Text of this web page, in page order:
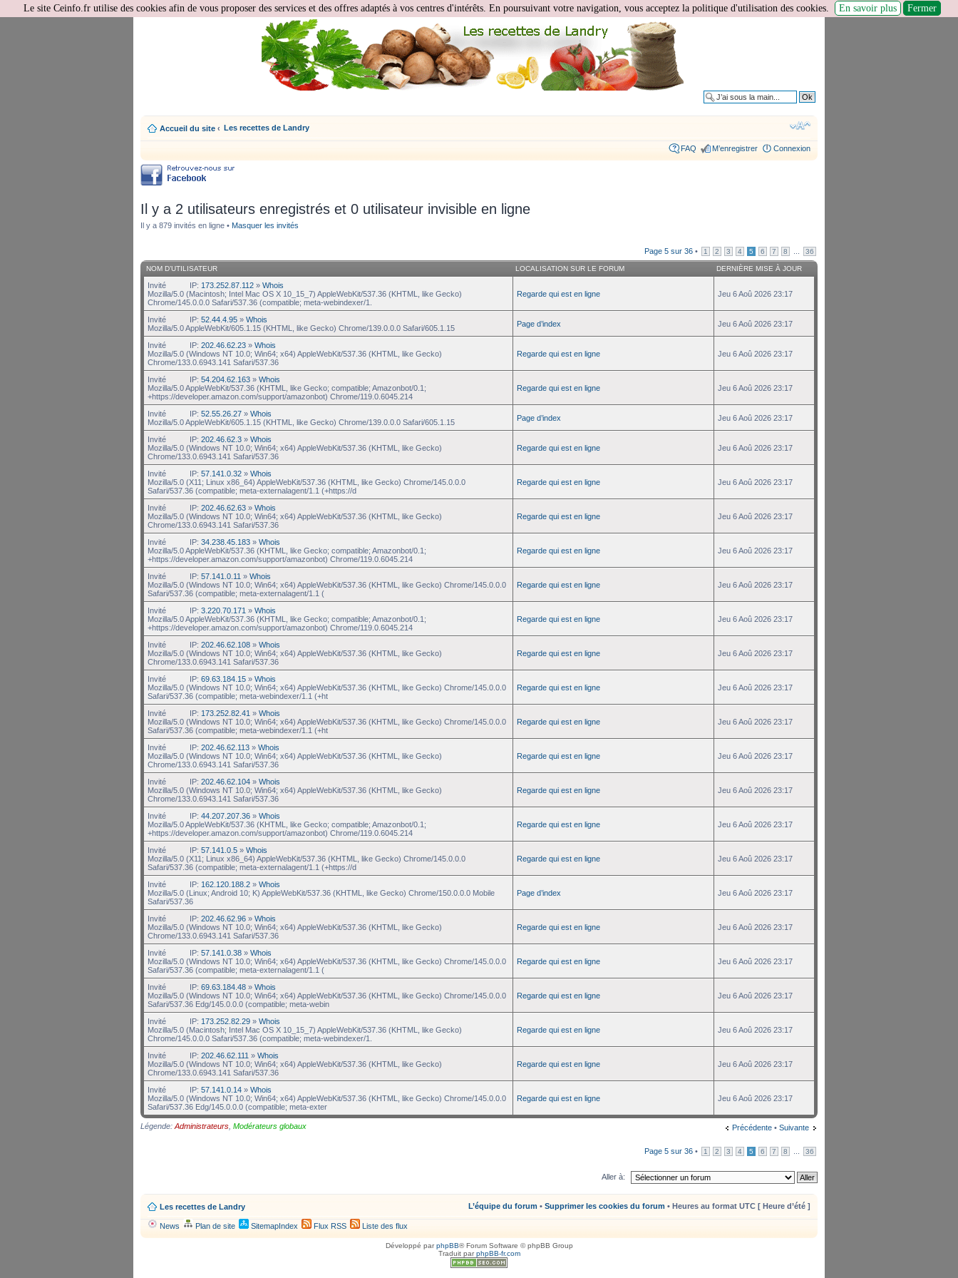
Accueil du site ‹ Les recettes de Landry
FAQ M’enregistrer Connexion
Il y a 2 utilisateurs enregistrés et 0 utilisateur invisible en ligne
Il y a 879 invités en ligne • Masquer les invités
Page 5 sur 36 • 1 2 3 4 5 6 7 8 36
NOM D’UTILISATEUR LOCALISATION SUR LE FORUM DERNIÈRE MISE À JOUR
Invité IP: 173.252.87.112 » Whois
Mozilla/5.0 (Macintosh; Intel Mac OS X 10_15_7) AppleWebKit/537.36 (KHTML, like Gecko)
Chrome/145.0.0.0 Safari/537.36 (compatible; meta-webindexer/1.
Regarde qui est en ligne Jeu 6 Aoû 2026 23:17
Invité IP: 52.44.4.95 » Whois
Mozilla/5.0 AppleWebKit/605.1.15 (KHTML, like Gecko) Chrome/139.0.0.0 Safari/605.1.15
Page d’index Jeu 6 Aoû 2026 23:17
Invité IP: 202.46.62.23 » Whois
Mozilla/5.0 (Windows NT 10.0; Win64; x64) AppleWebKit/537.36 (KHTML, like Gecko)
Chrome/133.0.6943.141 Safari/537.36
Regarde qui est en ligne Jeu 6 Aoû 2026 23:17
Invité IP: 54.204.62.163 » Whois
Mozilla/5.0 AppleWebKit/537.36 (KHTML, like Gecko; compatible; Amazonbot/0.1;
+https://developer.amazon.com/support/amazonbot) Chrome/119.0.6045.214
Regarde qui est en ligne Jeu 6 Aoû 2026 23:17
Invité IP: 52.55.26.27 » Whois
Mozilla/5.0 AppleWebKit/605.1.15 (KHTML, like Gecko) Chrome/139.0.0.0 Safari/605.1.15
Page d’index Jeu 6 Aoû 2026 23:17
Invité IP: 202.46.62.3 » Whois
Mozilla/5.0 (Windows NT 10.0; Win64; x64) AppleWebKit/537.36 (KHTML, like Gecko)
Chrome/133.0.6943.141 Safari/537.36
Regarde qui est en ligne Jeu 6 Aoû 2026 23:17
Invité IP: 57.141.0.32 » Whois
Mozilla/5.0 (X11; Linux x86_64) AppleWebKit/537.36 (KHTML, like Gecko) Chrome/145.0.0.0
Safari/537.36 (compatible; meta-externalagent/1.1 (+https://d
Regarde qui est en ligne Jeu 6 Aoû 2026 23:17
Invité IP: 202.46.62.63 » Whois
Mozilla/5.0 (Windows NT 10.0; Win64; x64) AppleWebKit/537.36 (KHTML, like Gecko)
Chrome/133.0.6943.141 Safari/537.36
Regarde qui est en ligne Jeu 6 Aoû 2026 23:17
Invité IP: 34.238.45.183 » Whois
Mozilla/5.0 AppleWebKit/537.36 (KHTML, like Gecko; compatible; Amazonbot/0.1;
+https://developer.amazon.com/support/amazonbot) Chrome/119.0.6045.214
Regarde qui est en ligne Jeu 6 Aoû 2026 23:17
Invité IP: 57.141.0.11 » Whois
Mozilla/5.0 (Windows NT 10.0; Win64; x64) AppleWebKit/537.36 (KHTML, like Gecko) Chrome/145.0.0.0
Safari/537.36 (compatible; meta-externalagent/1.1 (
Regarde qui est en ligne Jeu 6 Aoû 2026 23:17
Invité IP: 3.220.70.171 » Whois
Mozilla/5.0 AppleWebKit/537.36 (KHTML, like Gecko; compatible; Amazonbot/0.1;
+https://developer.amazon.com/support/amazonbot) Chrome/119.0.6045.214
Regarde qui est en ligne Jeu 6 Aoû 2026 23:17
Invité IP: 202.46.62.108 » Whois
Mozilla/5.0 (Windows NT 10.0; Win64; x64) AppleWebKit/537.36 (KHTML, like Gecko)
Chrome/133.0.6943.141 Safari/537.36
Regarde qui est en ligne Jeu 6 Aoû 2026 23:17
Invité IP: 69.63.184.15 » Whois
Mozilla/5.0 (Windows NT 10.0; Win64; x64) AppleWebKit/537.36 (KHTML, like Gecko) Chrome/145.0.0.0
Safari/537.36 (compatible; meta-webindexer/1.1 (+ht
Regarde qui est en ligne Jeu 6 Aoû 2026 23:17
Invité IP: 173.252.82.41 » Whois
Mozilla/5.0 (Windows NT 10.0; Win64; x64) AppleWebKit/537.36 (KHTML, like Gecko) Chrome/145.0.0.0
Safari/537.36 (compatible; meta-webindexer/1.1 (+ht
Regarde qui est en ligne Jeu 6 Aoû 2026 23:17
Invité IP: 202.46.62.113 » Whois
Mozilla/5.0 (Windows NT 10.0; Win64; x64) AppleWebKit/537.36 (KHTML, like Gecko)
Chrome/133.0.6943.141 Safari/537.36
Regarde qui est en ligne Jeu 6 Aoû 2026 23:17
Invité IP: 202.46.62.104 » Whois
Mozilla/5.0 (Windows NT 10.0; Win64; x64) AppleWebKit/537.36 (KHTML, like Gecko)
Chrome/133.0.6943.141 Safari/537.36
Regarde qui est en ligne Jeu 6 Aoû 2026 23:17
Invité IP: 44.207.207.36 » Whois
Mozilla/5.0 AppleWebKit/537.36 (KHTML, like Gecko; compatible; Amazonbot/0.1;
+https://developer.amazon.com/support/amazonbot) Chrome/119.0.6045.214
Regarde qui est en ligne Jeu 6 Aoû 2026 23:17
Invité IP: 57.141.0.5 » Whois
Mozilla/5.0 (X11; Linux x86_64) AppleWebKit/537.36 (KHTML, like Gecko) Chrome/145.0.0.0
Safari/537.36 (compatible; meta-externalagent/1.1 (+https://d
Regarde qui est en ligne Jeu 6 Aoû 2026 23:17
Invité IP: 162.120.188.2 » Whois
Mozilla/5.0 (Linux; Android 10; K) AppleWebKit/537.36 (KHTML, like Gecko) Chrome/150.0.0.0 Mobile
Safari/537.36
Page d’index Jeu 6 Aoû 2026 23:17
Invité IP: 202.46.62.96 » Whois
Mozilla/5.0 (Windows NT 10.0; Win64; x64) AppleWebKit/537.36 (KHTML, like Gecko)
Chrome/133.0.6943.141 Safari/537.36
Regarde qui est en ligne Jeu 6 Aoû 2026 23:17
Invité IP: 57.141.0.38 » Whois
Mozilla/5.0 (Windows NT 10.0; Win64; x64) AppleWebKit/537.36 (KHTML, like Gecko) Chrome/145.0.0.0
Safari/537.36 (compatible; meta-externalagent/1.1 (
Regarde qui est en ligne Jeu 6 Aoû 2026 23:17
Invité IP: 69.63.184.48 » Whois
Mozilla/5.0 (Windows NT 10.0; Win64; x64) AppleWebKit/537.36 (KHTML, like Gecko) Chrome/145.0.0.0
Safari/537.36 Edg/145.0.0.0 (compatible; meta-webin
Regarde qui est en ligne Jeu 6 Aoû 2026 23:17
Invité IP: 173.252.82.29 » Whois
Mozilla/5.0 (Macintosh; Intel Mac OS X 10_15_7) AppleWebKit/537.36 (KHTML, like Gecko)
Chrome/145.0.0.0 Safari/537.36 (compatible; meta-webindexer/1.
Regarde qui est en ligne Jeu 6 Aoû 2026 23:17
Invité IP: 202.46.62.111 » Whois
Mozilla/5.0 (Windows NT 10.0; Win64; x64) AppleWebKit/537.36 (KHTML, like Gecko)
Chrome/133.0.6943.141 Safari/537.36
Regarde qui est en ligne Jeu 6 Aoû 2026 23:17
Invité IP: 57.141.0.14 » Whois
Mozilla/5.0 (Windows NT 10.0; Win64; x64) AppleWebKit/537.36 (KHTML, like Gecko) Chrome/145.0.0.0
Safari/537.36 Edg/145.0.0.0 (compatible; meta-exter
Regarde qui est en ligne Jeu 6 Aoû 2026 23:17
Précédente • Suivante
Légende: Administrateurs Modérateurs globaux
Page 5 sur 36 • 1 2 3 4 5 6 7 8 36
Aller à:
Les recettes de Landry L’équipe du forum • Supprimer les cookies du forum • Heures au format UTC [ Heure d’été ]
News Plan de site SitemapIndex Flux RSS Liste des flux
Développé parphpBB® Forum Software © phpBB Group
Traduit parphpBB-fr.com
Le site Ceinfo.fr utilise des cookies afin de vous proposer des services et des offres adaptés à vos centres d'intérêts. En poursuivant votre navigation, vous acceptez la politique d'utilisation des cookies. En savoir plus Fermer